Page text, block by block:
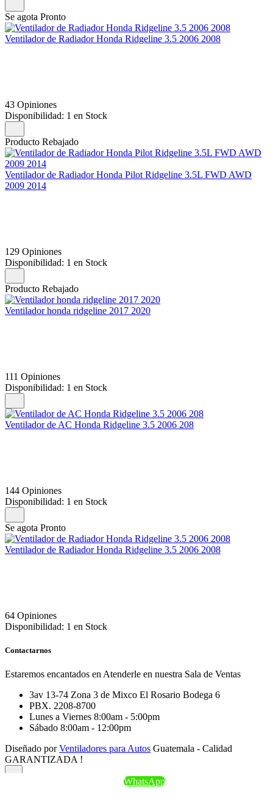
Se agota Pronto
Ventilador de Radiador Honda Ridgeline 3.5 2006 2008
43 Opiniones
Disponibilidad: 1 en Stock
Producto Rebajado
Ventilador de Radiador Honda Pilot Ridgeline 3.5L FWD AWD
2009 2014
129 Opiniones
Disponibilidad: 1 en Stock
Producto Rebajado
Ventilador honda ridgeline 2017 2020
111 Opiniones
Disponibilidad: 1 en Stock
Ventilador de AC Honda Ridgeline 3.5 2006 208
144 Opiniones
Disponibilidad: 1 en Stock
Se agota Pronto
Ventilador de Radiador Honda Ridgeline 3.5 2006 2008
64 Opiniones
Disponibilidad: 1 en Stock
Contactarnos
Estaremos encantados en Atenderle en nuestra Sala de Ventas
3av 13-74 Zona 3 de Mixco El Rosario Bodega 6
PBX. 2208-8700
Lunes a Viernes 8:00am - 5:00pm
Sábado 8:00am - 12:00pm
Diseñado porVentiladores para Autos Guatemala - Calidad
GARANTIZADA !
WhatsApp